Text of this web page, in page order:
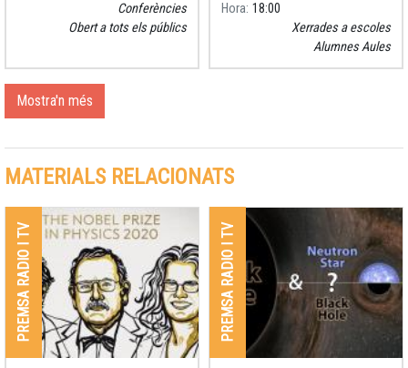
Conferències
Obert a tots els públics
Hora 18:00
Xerrades a escoles
Alumnes Aules
Mostra'n més
MATERIALS RELACIONATS
PREMSA RADIO I TV PREMSA RADIO I TV